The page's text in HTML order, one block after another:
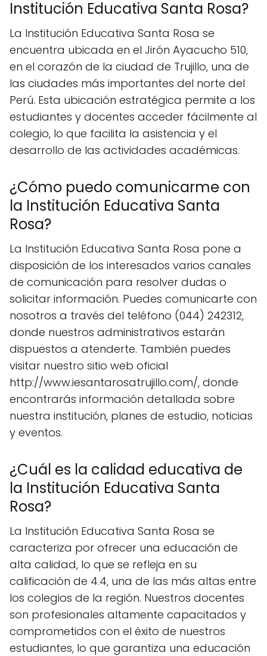
Institución Educativa Santa Rosa?
La Institución Educativa Santa Rosa se
encuentra ubicada en el Jirón Ayacucho 510,
en el corazón de la ciudad de Trujillo, una de
las ciudades más importantes del norte del
Perú. Esta ubicación estratégica permite a los
estudiantes y docentes acceder fácilmente al
colegio, lo que facilita la asistencia y el
desarrollo de las actividades académicas.
¿Cómo puedo comunicarme con
la Institución Educativa Santa
Rosa?
La Institución Educativa Santa Rosa pone a
disposición de los interesados varios canales
de comunicación para resolver dudas o
solicitar información. Puedes comunicarte con
nosotros a través del teléfono (044) 242312,
donde nuestros administrativos estarán
dispuestos a atenderte. También puedes
visitar nuestro sitio web oficial
http://www.iesantarosatrujillo.com/, donde
encontrarás información detallada sobre
nuestra institución, planes de estudio, noticias
y eventos.
¿Cuál es la calidad educativa de
la Institución Educativa Santa
Rosa?
La Institución Educativa Santa Rosa se
caracteriza por ofrecer una educación de
alta calidad, lo que se refleja en su
calificación de 4.4, una de las más altas entre
los colegios de la región. Nuestros docentes
son profesionales altamente capacitados y
comprometidos con el éxito de nuestros
estudiantes, lo que garantiza una educación